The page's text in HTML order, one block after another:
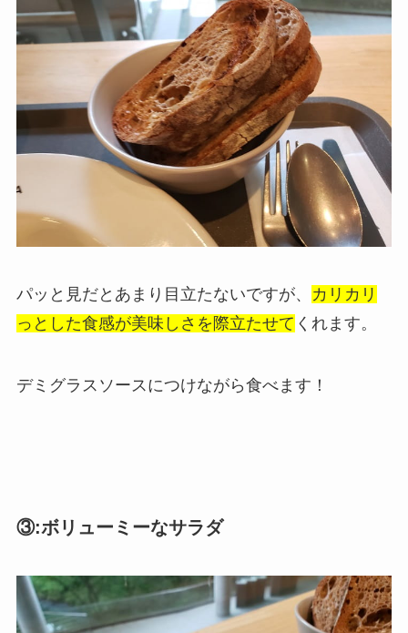
パッと見だとあまり目立たないですが、
カリカリ
っとした食感が美味しさを際立たせて くれます。
デミグラスソースにつけながら食べます！
③:ボリューミーなサラダ